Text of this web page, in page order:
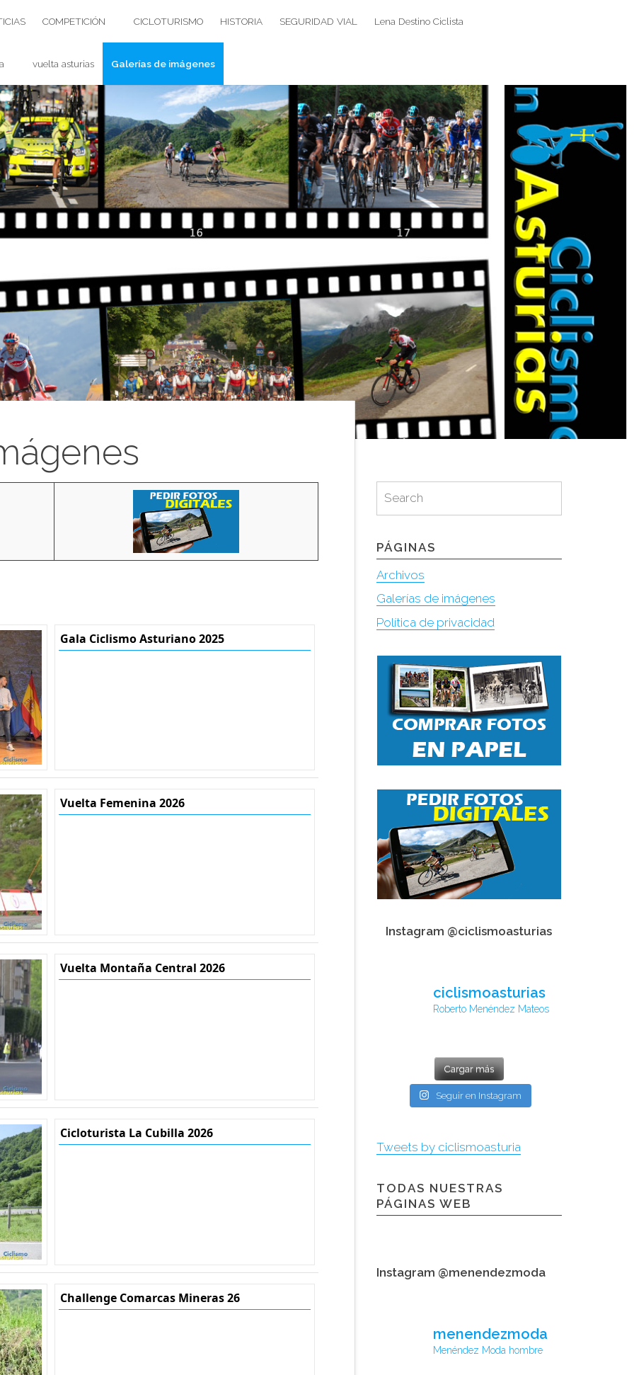
COMPETICIÓN CICLOTURISMO HISTORIA SEGURIDAD VIAL Lena Destino Ciclista
vuelta asturias Galerías de imágenes
Gala Ciclismo Asturiano 2025
Vuelta Femenina 2026
Vuelta Montaña Central 2026
Cicloturista La Cubilla 2026
Challenge Comarcas Mineras 26
for:
Search
PÁGINAS
Archivos
Galerías de imágenes
Política de privacidad
Instagram @ciclismoasturias
ciclismoasturias
Roberto Menéndez Mateos
Cargar más
Seguir en Instagram
Tweets by ciclismoasturia
TODAS NUESTRAS
PÁGINAS WEB
Instagram @menendezmoda
menendezmoda
Menéndez Moda hombre